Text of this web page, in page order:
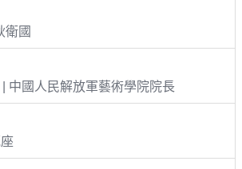
衛國
中國人民解放軍藝術學院院長